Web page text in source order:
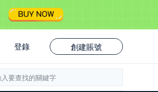
登錄 創建賬號